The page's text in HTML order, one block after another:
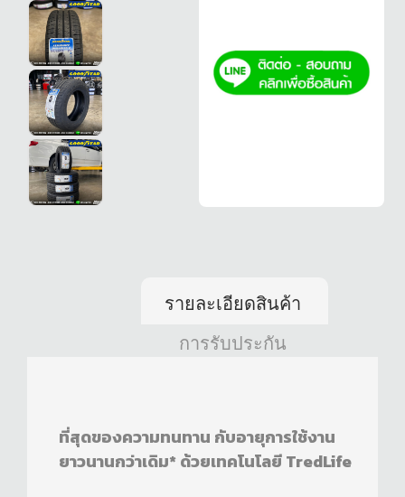
รายละเอียดสินค้า
การรับประกัน
ที่สุดของความทนทาน กับอายุการใช้งาน
ยาวนานกว่าเดิม* ด้วยเทคโนโลยี TredLife